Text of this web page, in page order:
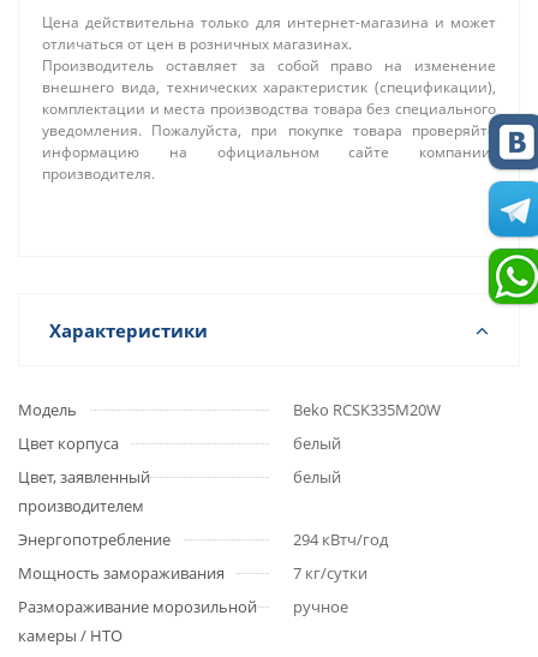
Цена действительна только для интернет-магазина и может
отличаться от цен в розничных магазинах.
Производитель оставляет за собой право на изменение
внешнего вида, технических характеристик (спецификации),
комплектации и места производства товара без специального
уведомления. Пожалуйста, при покупке товара проверяйте
информацию на официальном сайте компании-
производителя.
Характеристики
Модель
Beko RCSK335M20W
Цвет корпуса
белый
Цвет, заявленный
производителем
белый
Энергопотребление
294 кВтч/год
Мощность замораживания
7 кг/сутки
Размораживание морозильной
камеры / НТО
ручное